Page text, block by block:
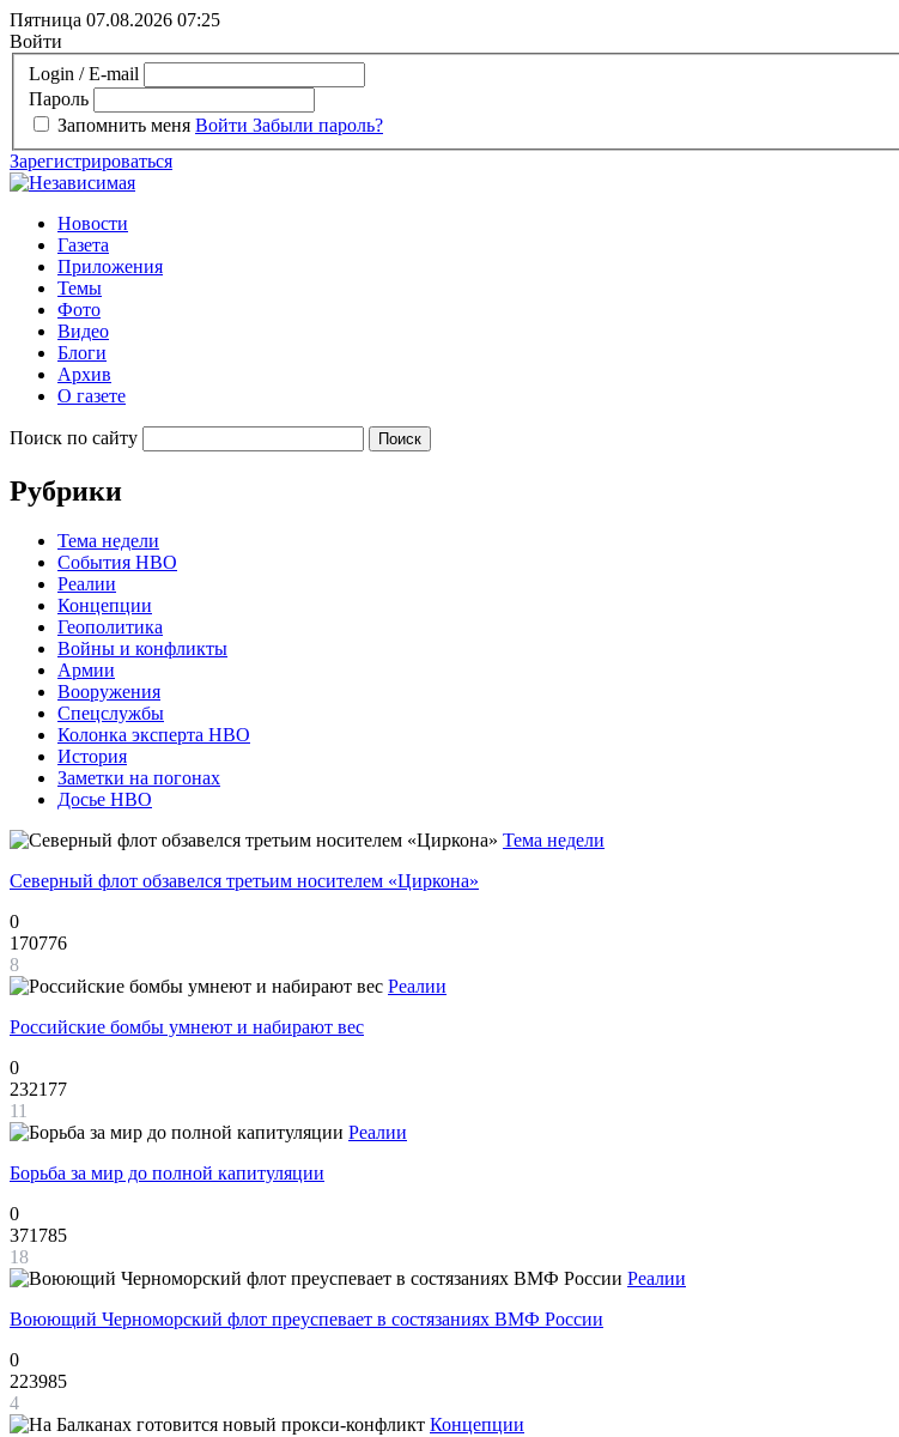
Пятница 07.08.2026 07:25
Войти
Login / E-mail
Пароль
Запомнить меня Войти Забыли пароль?
Зарегистрироваться
Новости
Газета
Приложения
Темы
Фото
Видео
Блоги
Архив
О газете
Поиск по сайту
Рубрики
Тема недели
События НВО
Реалии
Концепции
Геополитика
Войны и конфликты
Армии
Вооружения
Спецслужбы
Колонка эксперта НВО
История
Заметки на погонах
Досье НВО
Тема недели
Северный флот обзавелся третьим носителем «Циркона»
0
170776
8
Реалии
Российские бомбы умнеют и набирают вес
0
232177
11
Реалии
Борьба за мир до полной капитуляции
0
371785
18
Реалии
Воюющий Черноморский флот преуспевает в состязаниях ВМФ России
0
223985
4
Концепции